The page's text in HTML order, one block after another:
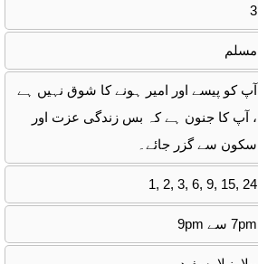
3
مسلم
آپ کو پیسے اور امیر ہونے کا شوق نہیں ہے
، آپ کا جنون ہے کہ بس زندگی عزت اور
سکون سے گزر جائے۔
1, 2, 3, 6, 9, 15, 24
7pm سے 9pm